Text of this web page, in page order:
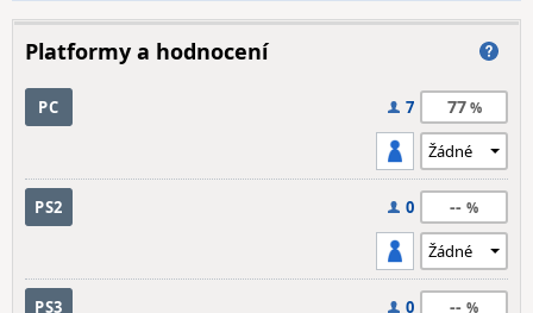
Platformy a hodnocení
PC 7 77
PS2 0 --
PS3 0 --